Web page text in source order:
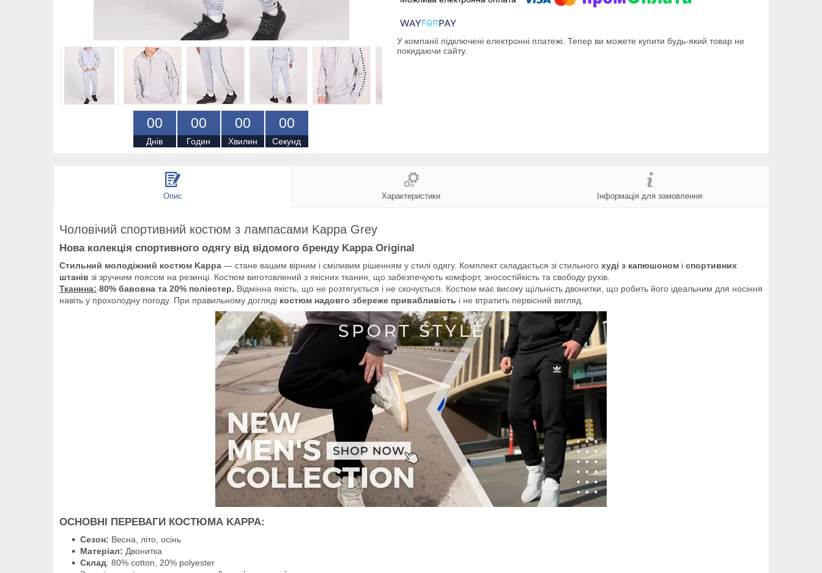
00
Днів
00
Годин
00
Хвилин
00
Секунд
У компанії підключені електронні платежі. Тепер ви можете купити будь-який товар не
покидаючи сайту.
Опис Характеристики Інформація для замовлення
Чоловічий спортивний костюм з лампасами Kappa Grey
Нова колекція спортивного одягу від відомого бренду Kappa Original
Стильний молодіжний костюм Kappa — стане вашим вірним і сміливим рішенням у стилі одягу. Комплект складається зі стильного худі з капюшоном і спортивних
штанів зі зручним поясом на резинці. Костюм виготовлений з якісних тканин, що забезпечують комфорт, зносостійкість та свободу рухів.
Тканина: 80% бавовна та 20% поліестер. Відмінна якість, що не розтягується і не скочується. Костюм має високу щільність двонитки, що робить його ідеальним для носіння
навіть у прохолодну погоду. При правильному догляді костюм надовго збереже привабливість і не втратить первісний вигляд.
ОСНОВНІ ПЕРЕВАГИ КОСТЮМА KAPPA:
Сезон: Весна, літо, осінь
Матеріал: Двонитка
Склад: 80% cotton, 20% polyester